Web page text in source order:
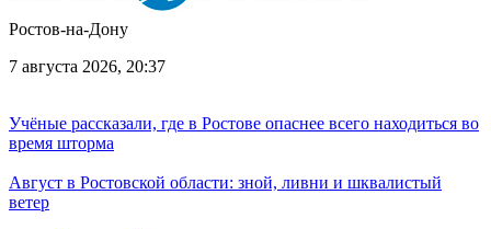
Ростов-на-Дону
7 августа 2026, 20:37
Учёные рассказали, где в Ростове опаснее всего находиться во
время шторма
Август в Ростовской области: зной, ливни и шквалистый
ветер